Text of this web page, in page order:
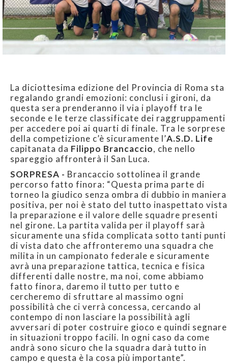
La diciottesima edizione del Provincia di Roma sta
regalando grandi emozioni: conclusi i gironi, da
questa sera prenderanno il via i playoff tra le
seconde e le terze classificate dei raggruppamenti
per accedere poi ai quarti di finale. Tra le sorprese
della competizione c’è sicuramente l’A.S.D. Life
capitanata da Filippo Brancaccio, che nello
spareggio affronterà il San Luca.
SORPRESA - Brancaccio sottolinea il grande
percorso fatto finora: “Questa prima parte di
torneo la giudico senza ombra di dubbio in maniera
positiva, per noi è stato del tutto inaspettato vista
la preparazione e il valore delle squadre presenti
nel girone. La partita valida per il playoff sarà
sicuramente una sfida complicata sotto tanti punti
di vista dato che affronteremo una squadra che
milita in un campionato federale e sicuramente
avrà una preparazione tattica, tecnica e fisica
differenti dalle nostre, ma noi, come abbiamo
fatto finora, daremo il tutto per tutto e
cercheremo di sfruttare al massimo ogni
possibilità che ci verrà concessa, cercando al
contempo di non lasciare la possibilità agli
avversari di poter costruire gioco e quindi segnare
in situazioni troppo facili. In ogni caso da come
andrà sono sicuro che la squadra darà tutto in
campo e questa è la cosa più importante”.